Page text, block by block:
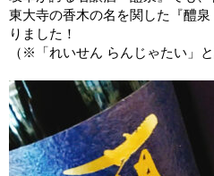
東大寺の香木の名を関した『醴
りました！
（※「れいせん らんじゃたい」と